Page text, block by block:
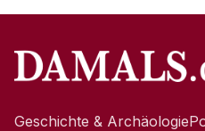
Geschichte & Archäologie